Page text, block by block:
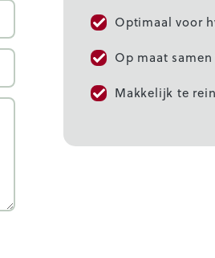
Optimaal voor
Op maat
Makkelijk te